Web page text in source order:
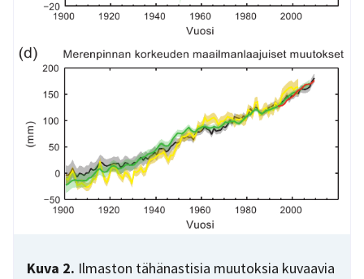
Kuva 2. Ilmaston tähänastisia muutoksia kuvaavia